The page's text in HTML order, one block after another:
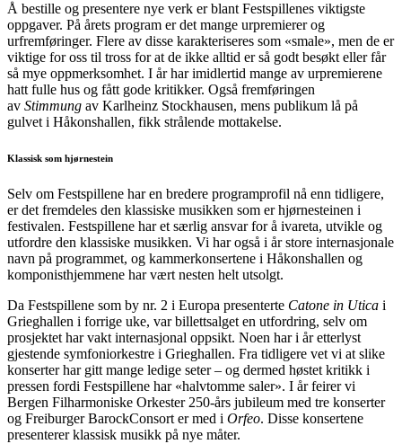
Å bestille og presentere nye verk er blant Festspillenes viktigste
oppgaver. På årets program er det mange urpremierer og
urfremføringer. Flere av disse karakteriseres som «smale», men de er
viktige for oss til tross for at de ikke alltid er så godt besøkt eller får
så mye oppmerksomhet. I år har imidlertid mange av urpremierene
hatt fulle hus og fått gode kritikker. Også fremføringen
av Stimmung av Karlheinz Stockhausen, mens publikum lå på
gulvet i Håkonshallen, fikk strålende mottakelse.
Klassisk som hjørnestein
Selv om Festspillene har en bredere programprofil nå enn tidligere,
er det fremdeles den klassiske musikken som er hjørnesteinen i
festivalen. Festspillene har et særlig ansvar for å ivareta, utvikle og
utfordre den klassiske musikken. Vi har også i år store internasjonale
navn på programmet, og kammerkonsertene i Håkonshallen og
komponisthjemmene har vært nesten helt utsolgt.
Da Festspillene som by nr. 2 i Europa presenterte Catone in Utica i
Grieghallen i forrige uke, var billettsalget en utfordring, selv om
prosjektet har vakt internasjonal oppsikt. Noen har i år etterlyst
gjestende symfoniorkestre i Grieghallen. Fra tidligere vet vi at slike
konserter har gitt mange ledige seter – og dermed høstet kritikk i
pressen fordi Festspillene har «halvtomme saler». I år feirer vi
Bergen Filharmoniske Orkester 250-års jubileum med tre konserter
og Freiburger BarockConsort er med i Orfeo. Disse konsertene
presenterer klassisk musikk på nye måter.